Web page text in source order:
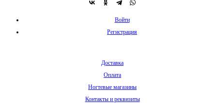
Войти
Регистрация
Доставка
Оплата
Ногтевые магазины
Контакты и реквизиты